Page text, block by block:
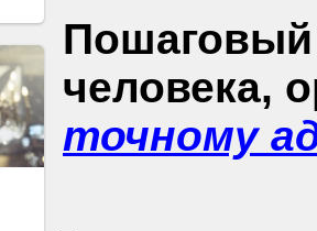
Пошаговый
человека,
точному